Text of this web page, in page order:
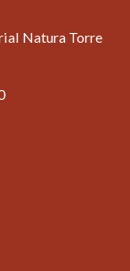
Natura Torre